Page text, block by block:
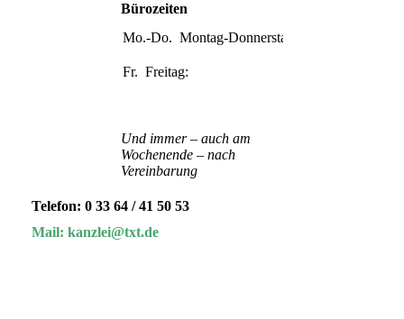
Bürozeiten
Mo.-Do. Montag-Donnerstag:
Fr. Freitag:
Und immer – auch am
Wochenende – nach
Vereinbarung
Telefon: 0 33 64 / 41 50 53
Mail: kanzlei@txt.de